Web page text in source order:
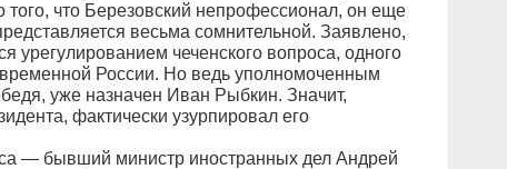
того, что Березовский непрофессионал, он еще
весьма сомнительной. Заявлено,
урегулированием чеченского вопроса, одного
России. Но ведь уполномоченным
уже назначен Иван Рыбкин. Значит,
фактически узурпировал его
— бывший министр иностранных дел Андрей